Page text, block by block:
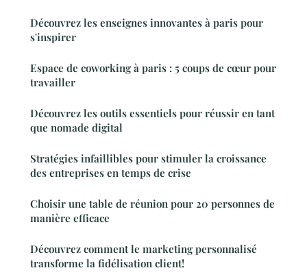
Découvrez les enseignes innovantes à paris pour
s'inspirer
Espace de coworking à paris : 5 coups de cœur pour
travailler
Découvrez les outils essentiels pour réussir en tant
que nomade digital
Stratégies infaillibles pour stimuler la croissance
des entreprises en temps de crise
Choisir une table de réunion pour 20 personnes de
manière efficace
Découvrez comment le marketing personnalisé
transforme la fidélisation client!